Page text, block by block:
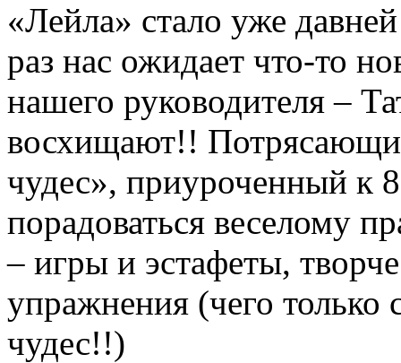
«Лейла» стало уже
раз нас ожидает что-то
нашего руководителя –
восхищают!!
чудес», приуроченный к
порадоваться веселому
– игры и эстафеты,
упражнения (чего только
чудес!!)